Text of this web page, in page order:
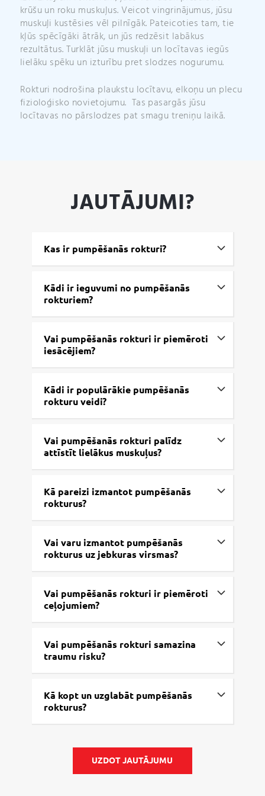
krūšu un roku muskuļus. Veicot vingrinājumus, jūsu
muskuļi kustēsies vēl pilnīgāk. Pateicoties tam, tie
kļūs spēcīgāki ātrāk, un jūs redzēsit labākus
rezultātus. Turklāt jūsu muskuļi un locītavas iegūs
lielāku spēku un izturību pret slodzes nogurumu.
Rokturi nodrošina plaukstu locītavu, elkoņu un plecu
fizioloģisko novietojumu. Tas pasargās jūsu
locītavas no pārslodzes pat smagu treniņu laikā.
JAUTĀJUMI?
Kas ir pumpēšanās rokturi?
Kādi ir ieguvumi no pumpēšanās
rokturiem?
Vai pumpēšanās rokturi ir piemēroti
iesācējiem?
Kādi ir populārākie pumpēšanās
rokturu veidi?
Vai pumpēšanās rokturi palīdz
attīstīt lielākus muskuļus?
Kā pareizi izmantot pumpēšanās
rokturus?
Vai varu izmantot pumpēšanās
rokturus uz jebkuras virsmas?
Vai pumpēšanās rokturi ir piemēroti
ceļojumiem?
Vai pumpēšanās rokturi samazina
traumu risku?
Kā kopt un uzglabāt pumpēšanās
rokturus?
UZDOT JAUTĀJUMU